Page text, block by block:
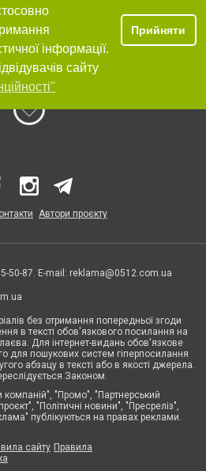
інформації.
сайту
Прийняти
Автори проєкту
50-87. E-mail: reklama@0512.com.ua
без отримання попередньої згоди
в тексті обов'язкового посилання на
Для інтернет-видань обов'язкове
для пошукових систем гіперпосилання
абзацу в тексті або в якості джерела.
Законом.
"Промо", "Партнерський
"Політичні новини", "Пресреліз",
публікуються на правах реклами.
сайту Правила